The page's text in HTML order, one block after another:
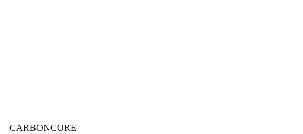
CARBONCORE